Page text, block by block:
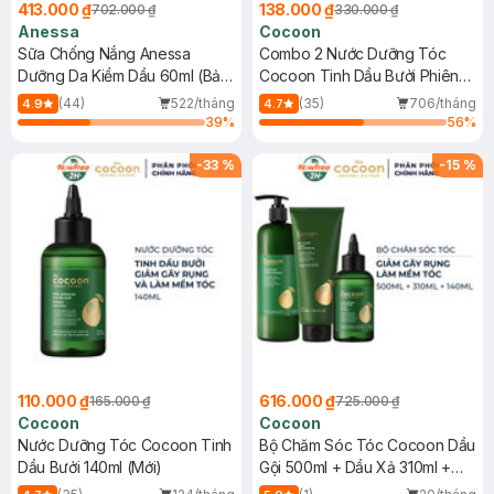
413.000 ₫702.000 ₫
Anessa
Sữa Chống Nắng Anessa
Dưỡng Da Kiềm Dầu 60ml (Bản
Mới)
4.9 (44)
522/tháng
39%
138.000 ₫330.000 ₫
Cocoon
Combo 2 Nước Dưỡng Tóc
Cocoon Tinh Dầu Bưởi Phiên
Bản Mới 140ml
4.7 (35)
706/tháng
56%
-33 %
110.000 ₫165.000 ₫
Cocoon
Nước Dưỡng Tóc Cocoon Tinh
Dầu Bưởi 140ml (Mới)
-15 %
616.000 ₫725.000 ₫
Cocoon
Bộ Chăm Sóc Tóc Cocoon Dầu
Gội 500ml + Dầu Xả 310ml +
Nước Dưỡng Tóc Tinh Dầu